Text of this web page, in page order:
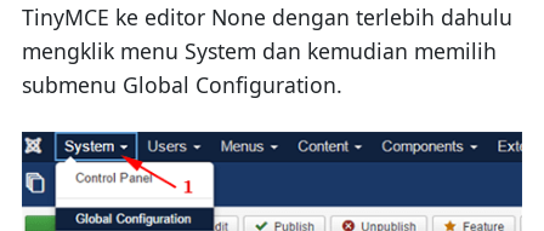
TinyMCE ke editor None dengan terlebih dahulu
mengklik menu System dan kemudian memilih
submenu Global Configuration.